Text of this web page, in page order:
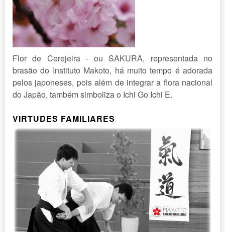
Flor de Cerejeira - ou SAKURA, representada no
brasão do Instituto Makoto, há muito tempo é adorada
pelos japoneses, pois além de integrar a flora nacional
do Japão, também simboliza o Ichi Go Ichi E.
VIRTUDES FAMILIARES